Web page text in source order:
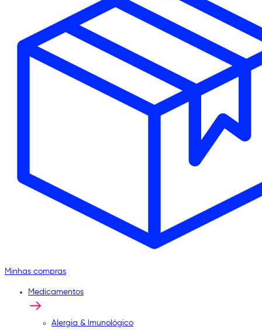
Minhas compras
Medicamentos
Alergia & Imunológico